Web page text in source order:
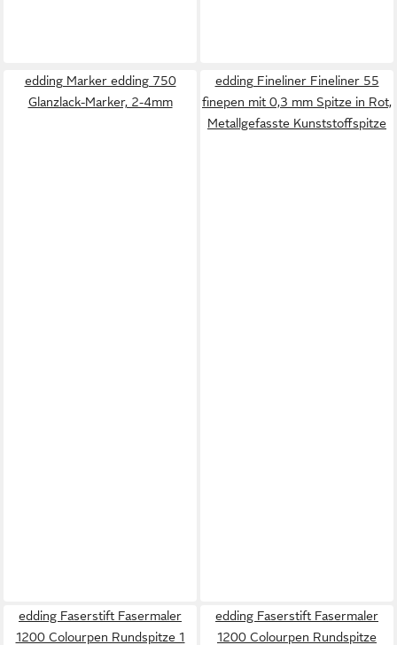
edding Marker edding 750
Glanzlack-Marker, 2-4mm
edding Fineliner Fineliner 55
finepen mit 0,3 mm Spitze in Rot,
Metallgefasste Kunststoffspitze
edding Faserstift Fasermaler
1200 Colourpen Rundspitze 1
edding Faserstift Fasermaler
1200 Colourpen Rundspitze